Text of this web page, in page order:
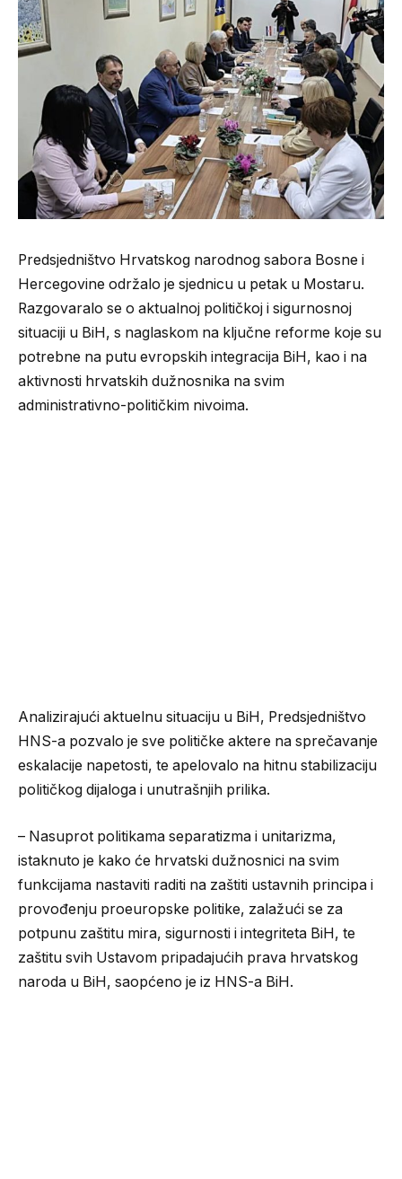
Predsjedništvo Hrvatskog narodnog sabora Bosne i
Hercegovine održalo je sjednicu u petak u Mostaru.
Razgovaralo se o aktualnoj političkoj i sigurnosnoj
situaciji u BiH, s naglaskom na ključne reforme koje su
potrebne na putu evropskih integracija BiH, kao i na
aktivnosti hrvatskih dužnosnika na svim
administrativno-političkim nivoima.
Analizirajući aktuelnu situaciju u BiH, Predsjedništvo
HNS-a pozvalo je sve političke aktere na sprečavanje
eskalacije napetosti, te apelovalo na hitnu stabilizaciju
političkog dijaloga i unutrašnjih prilika.
– Nasuprot politikama separatizma i unitarizma,
istaknuto je kako će hrvatski dužnosnici na svim
funkcijama nastaviti raditi na zaštiti ustavnih principa i
provođenju proeuropske politike, zalažući se za
potpunu zaštitu mira, sigurnosti i integriteta BiH, te
zaštitu svih Ustavom pripadajućih prava hrvatskog
naroda u BiH, saopćeno je iz HNS-a BiH.